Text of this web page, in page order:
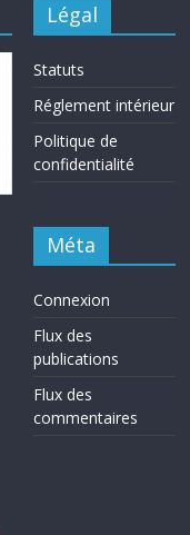
Légal
Statuts
Réglement intérieur
Politique de
confidentialité
Méta
Connexion
Flux des
publications
Flux des
commentaires